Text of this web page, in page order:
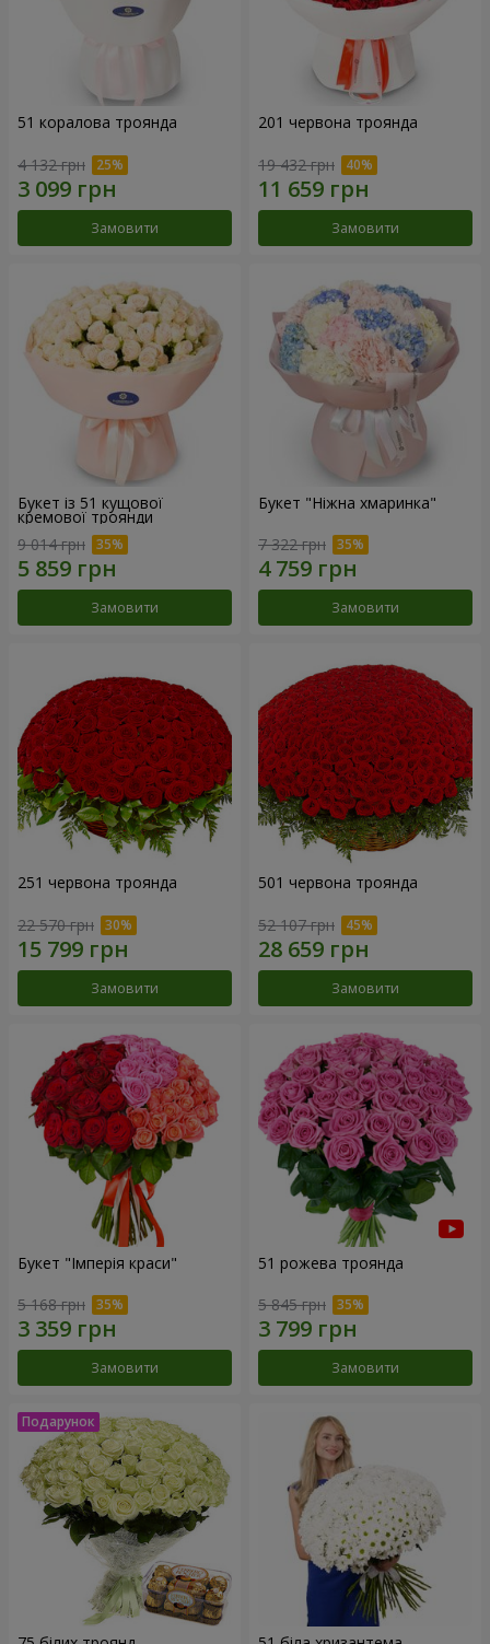
51 коралова троянда
4 132 грн
Замовити
201 червона троянда
19 432 грн
Замовити
Букет із 51 кущової
кремової троянди
9 014 грн
Замовити
Букет "Ніжна хмаринка"
7 322 грн
Замовити
251 червона троянда
22 570 грн
Замовити
501 червона троянда
52 107 грн
Замовити
Букет "Імперія краси"
5 168 грн
Замовити
51 рожева троянда
5 845 грн
Замовити